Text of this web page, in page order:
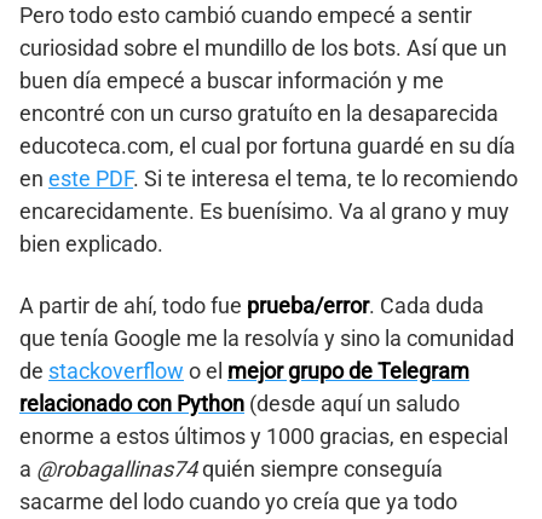
Pero todo esto cambió cuando empecé a sentir
curiosidad sobre el mundillo de los bots. Así que un
buen día empecé a buscar información y me
encontré con un curso gratuíto en la desaparecida
educoteca.com, el cual por fortuna guardé en su día
en este PDF. Si te interesa el tema, te lo recomiendo
encarecidamente. Es buenísimo. Va al grano y muy
bien explicado.
A partir de ahí, todo fue prueba/error. Cada duda
que tenía Google me la resolvía y sino la comunidad
de stackoverflow o el mejor grupo de Telegram
relacionado con Python (desde aquí un saludo
enorme a estos últimos y 1000 gracias, en especial
a @robagallinas74quién siempre conseguía
sacarme del lodo cuando yo creía que ya todo